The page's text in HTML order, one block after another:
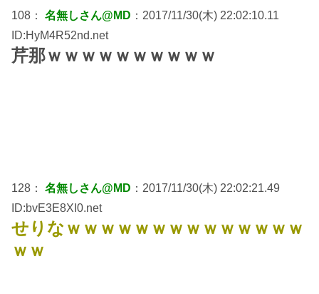
108： 名無しさん@MD ：2017/11/30(木) 22:02:10.11
ID:HyM4R52nd.net
芹那ｗｗｗｗｗｗｗｗｗｗ
128： 名無しさん@MD ：2017/11/30(木) 22:02:21.49
ID:bvE3E8XI0.net
せりなｗｗｗｗｗｗｗｗｗｗｗｗｗｗ
ｗｗ